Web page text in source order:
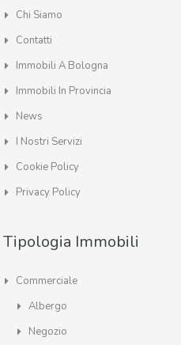
Chi Siamo
Contatti
Immobili A Bologna
Immobili In Provincia
News
I Nostri Servizi
Cookie Policy
Privacy Policy
Tipologia Immobili
Commerciale
Albergo
Negozio